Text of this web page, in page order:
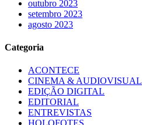
outubro 2023
setembro 2023
agosto 2023
Categoria
ACONTECE
CINEMA & AUDIOVISUAL
EDIÇÃO DIGITAL
EDITORIAL
ENTREVISTAS